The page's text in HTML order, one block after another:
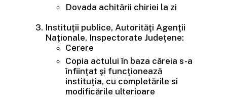
Dovada achitării chiriei la zi
Instituţii publice, Autorităţi Agenţii
Naţionale, Inspectorate Judeţene:
Cerere
Copia actului în baza căreia s-a
înfiinţat şi funcţionează
instituţia, cu completările si
modificările ulterioare